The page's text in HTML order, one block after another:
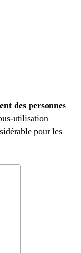
des personnes
utilisation
pour les